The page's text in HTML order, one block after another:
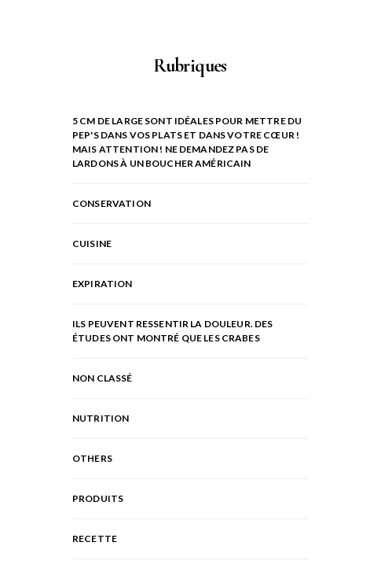
Rubriques
5 CM DE LARGE SONT IDÉALES POUR METTRE DU
PEP'S DANS VOS PLATS ET DANS VOTRE CŒUR !
MAIS ATTENTION ! NE DEMANDEZ PAS DE
LARDONS À UN BOUCHER AMÉRICAIN
CONSERVATION
CUISINE
EXPIRATION
ILS PEUVENT RESSENTIR LA DOULEUR. DES
ÉTUDES ONT MONTRÉ QUE LES CRABES
NON CLASSÉ
NUTRITION
OTHERS
PRODUITS
RECETTE